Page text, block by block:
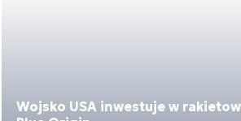
Wojsko USA inwestuje w